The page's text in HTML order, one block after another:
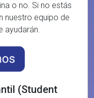
o no. Si no estás
nuestro equipo de
ayudarán.
(Student